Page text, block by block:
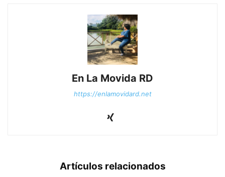
En La Movida RD
https://enlamovidard.net
Artículos relacionados